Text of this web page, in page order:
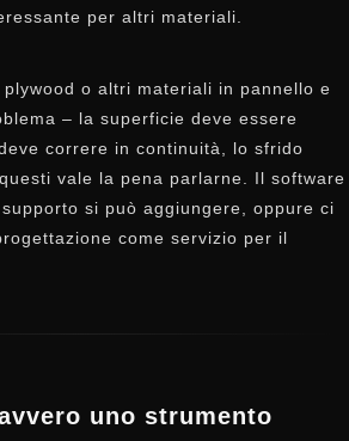
per altri materiali.
o altri materiali in pannello e
– la superficie deve essere
correre in continuità, lo sfrido
vale la pena parlarne. Il software
si può aggiungere, oppure ci
come servizio per il
uno strumento